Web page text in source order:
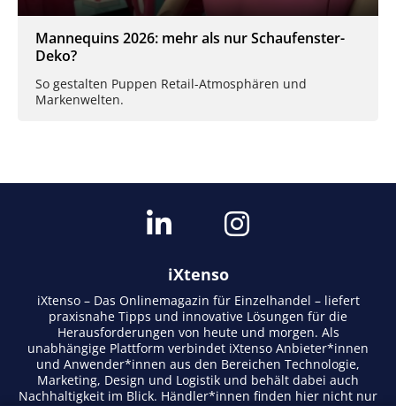
Mannequins 2026: mehr als nur Schaufenster-
Deko?
So gestalten Puppen Retail-Atmosphären und
Markenwelten.
iXtenso
iXtenso – Das Onlinemagazin für Einzelhandel – liefert
praxisnahe Tipps und innovative Lösungen für die
Herausforderungen von heute und morgen. Als
unabhängige Plattform verbindet iXtenso Anbieter*innen
und Anwender*innen aus den Bereichen Technologie,
Marketing, Design und Logistik und behält dabei auch
Nachhaltigkeit im Blick. Händler*innen finden hier nicht nur